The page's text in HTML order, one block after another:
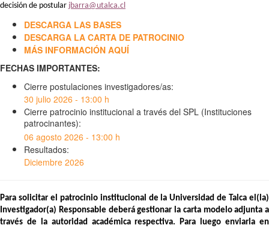
decisión de postular jbarra@utalca.cl
DESCARGA LAS BASES
DESCARGA LA CARTA DE PATROCINIO
MÁS INFORMACIÓN AQUÍ
FECHAS IMPORTANTES:
Cierre postulaciones investigadores/as:
30 julio 2026 - 13:00 h
Cierre patrocinio institucional a través del SPL (Instituciones
patrocinantes):
06 agosto 2026 - 13:00 h
Resultados:
Diciembre 2026
Para solicitar el patrocinio institucional de laUniversidad de Talca el(la)
Investigador(a) Responsable deberá gestionar la carta modelo adjunta a
través de la autoridad académica respectiva. Para luego enviarla en